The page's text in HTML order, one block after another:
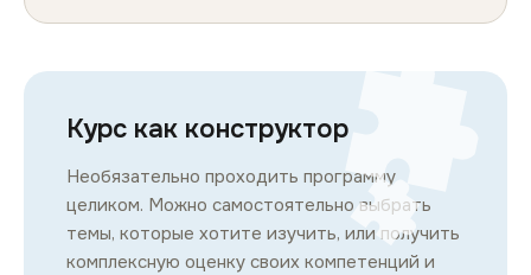
Курс как конструктор
Необязательно проходить программу
целиком. Можно самостоятельно выбрать
темы, которые хотите изучить, или получить
комплексную оценку своих компетенций и